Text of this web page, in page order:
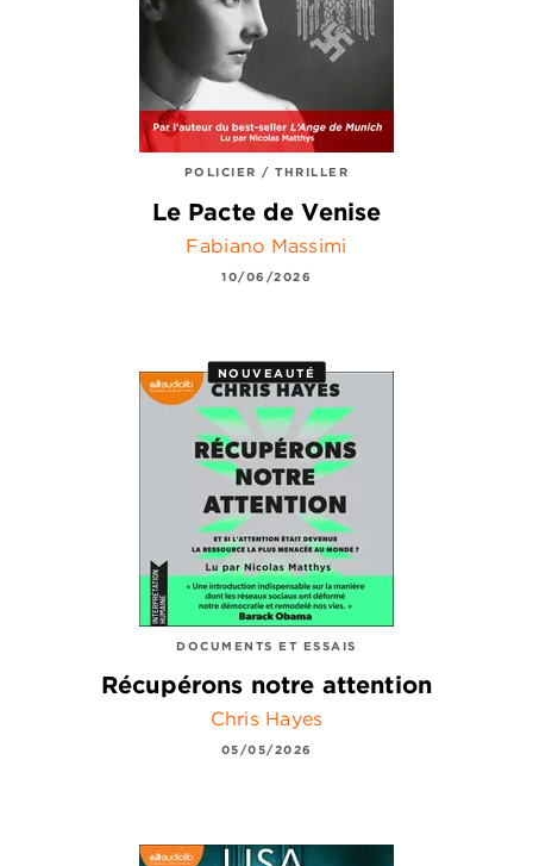
POLICIER / THRILLER
Le Pacte de Venise
Fabiano Massimi
10/06/2026
NOUVEAUTÉ
DOCUMENTS ET ESSAIS
Récupérons notre attention
Chris Hayes
05/05/2026